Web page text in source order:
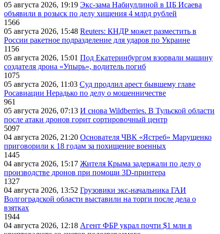
05 августа 2026, 19:19 Экс-зама Набиуллиной в ЦБ Исаева
объявили в розыск по делу хищения 4 млрд рублей
1566
05 августа 2026, 15:48 Reuters: КНДР может разместить в
России ракетное подразделение для ударов по Украине
1156
05 августа 2026, 15:01 Под Екатеринбургом взорвали машину
создателя дрона «Упырь», водитель погиб
1075
05 августа 2026, 11:03 Суд продлил арест бывшему главе
Росавиации Нерадько по делу о мошенничестве
961
05 августа 2026, 07:13 И снова Wildberries. В Тульской области
после атаки дронов горит сортировочный центр
5097
04 августа 2026, 21:20 Основателя ЧВК «Ястреб» Марущенко
приговорили к 18 годам за похищение военных
1445
04 августа 2026, 15:17 Жителя Крыма задержали по делу о
производстве дронов при помощи 3D‑принтера
1327
04 августа 2026, 13:52 Грузовики экс-начальника ГАИ
Волгоградской области выставили на торги после дела о
взятках
1944
04 августа 2026, 12:18 Агент ФБР украл почти $1 млн в